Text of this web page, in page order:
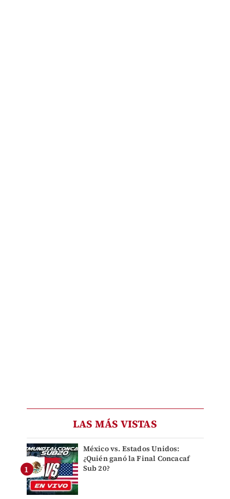
LAS MÁS VISTAS
México vs. Estados Unidos:
¿Quién ganó la Final Concacaf
Sub 20?